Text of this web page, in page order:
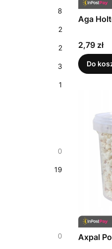
8
2
2
3
1
0
19
0
Aga
Cena
2,79 zł
Do
Axpal